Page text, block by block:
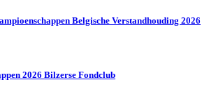
Belgische Verstandhouding 2026
2026 Bilzerse Fondclub